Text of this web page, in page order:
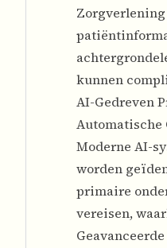
kunnen
AI-Gedreven
Automatische
Moderne AI-
worden
primaire
vereisen,